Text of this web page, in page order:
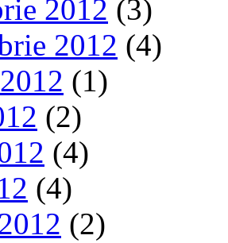
2012 (3)
2012 (4)
(1)
(2)
(4)
(4)
(2)